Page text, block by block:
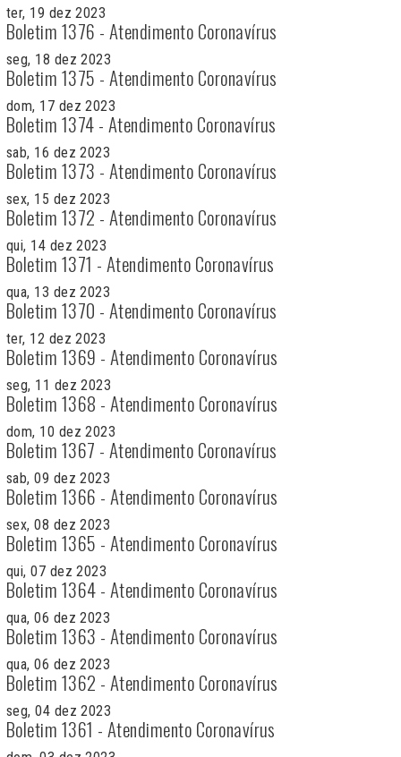
ter, 19 dez 2023
Boletim 1376 - Atendimento Coronavírus
seg, 18 dez 2023
Boletim 1375 - Atendimento Coronavírus
dom, 17 dez 2023
Boletim 1374 - Atendimento Coronavírus
sab, 16 dez 2023
Boletim 1373 - Atendimento Coronavírus
sex, 15 dez 2023
Boletim 1372 - Atendimento Coronavírus
qui, 14 dez 2023
Boletim 1371 - Atendimento Coronavírus
qua, 13 dez 2023
Boletim 1370 - Atendimento Coronavírus
ter, 12 dez 2023
Boletim 1369 - Atendimento Coronavírus
seg, 11 dez 2023
Boletim 1368 - Atendimento Coronavírus
dom, 10 dez 2023
Boletim 1367 - Atendimento Coronavírus
sab, 09 dez 2023
Boletim 1366 - Atendimento Coronavírus
sex, 08 dez 2023
Boletim 1365 - Atendimento Coronavírus
qui, 07 dez 2023
Boletim 1364 - Atendimento Coronavírus
qua, 06 dez 2023
Boletim 1363 - Atendimento Coronavírus
qua, 06 dez 2023
Boletim 1362 - Atendimento Coronavírus
seg, 04 dez 2023
Boletim 1361 - Atendimento Coronavírus